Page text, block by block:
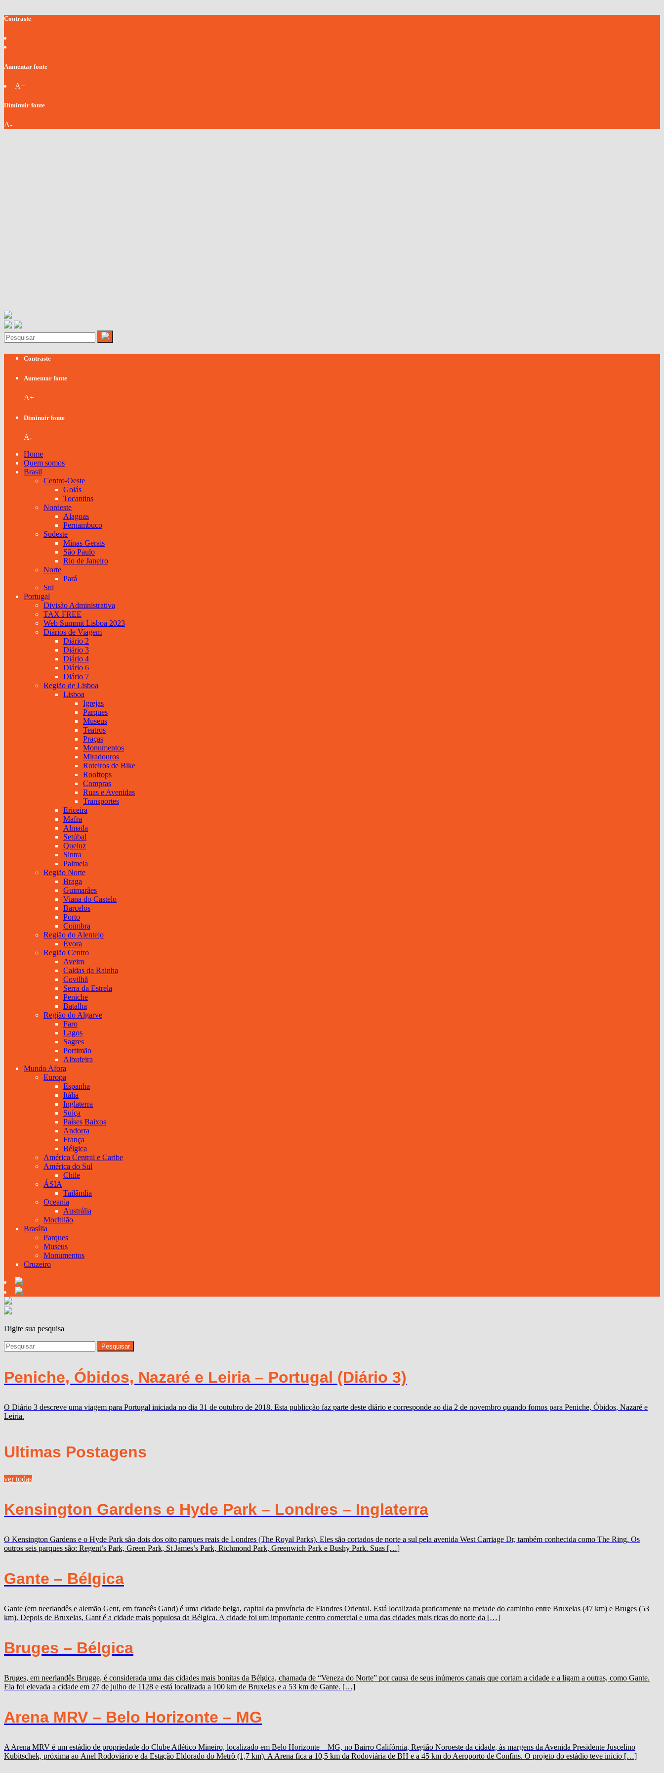
Contraste
Aumentar fonte
A+
Diminuir fonte
A-
Contraste
Aumentar fonte
A+
Diminuir fonte
A-
Home
Quem somos
Brasil
Centro-Oeste
Goiás
Tocantins
Nordeste
Alagoas
Pernambuco
Sudeste
Minas Gerais
São Paulo
Rio de Janeiro
Norte
Pará
Sul
Portugal
Divisão Administrativa
TAX FREE
Web Summit Lisboa 2023
Diários de Viagem
Diário 2
Diário 3
Diário 4
Diário 6
Diário 7
Região de Lisboa
Lisboa
Igrejas
Parques
Museus
Teatros
Praças
Monumentos
Miradouros
Roteiros de Bike
Rooftops
Compras
Ruas e Avenidas
Transportes
Ericeira
Mafra
Almada
Setúbal
Queluz
Sintra
Palmela
Região Norte
Braga
Guimarães
Viana do Castelo
Barcelos
Porto
Coimbra
Região do Alentejo
Évora
Região Centro
Aveiro
Caldas da Rainha
Covilhã
Serra da Estrela
Peniche
Batalha
Região do Algarve
Faro
Lagos
Sagres
Portimão
Albufeira
Mundo Afora
Europa
Espanha
Itália
Inglaterra
Suíça
Países Baixos
Andorra
França
Bélgica
América Central e Caribe
América do Sul
Chile
ÁSIA
Tailândia
Oceania
Austrália
Mochilão
Brasília
Parques
Museus
Monumentos
Cruzeiro
Digite sua pesquisa
Peniche, Óbidos, Nazaré e Leiria – Portugal (Diário 3)
O Diário 3 descreve uma viagem para Portugal iniciada no dia 31 de outubro de 2018. Esta publicção faz parte deste diário e corresponde ao dia 2 de novembro quando fomos para Peniche, Óbidos, Nazaré e
Leiria.
Ultimas Postagens
ver todas
Kensington Gardens e Hyde Park – Londres – Inglaterra
O Kensington Gardens e o Hyde Park são dois dos oito parques reais de Londres (The Royal Parks). Eles são cortados de norte a sul pela avenida West Carriage Dr, também conhecida como The Ring. Os
outros seis parques são: Regent’s Park, Green Park, St James’s Park, Richmond Park, Greenwich Park e Bushy Park. Suas […]
Gante – Bélgica
Gante (em neerlandês e alemão Gent, em francês Gand) é uma cidade belga, capital da província de Flandres Oriental. Está localizada praticamente na metade do caminho entre Bruxelas (47 km) e Bruges (53
km). Depois de Bruxelas, Gant é a cidade mais populosa da Bélgica. A cidade foi um importante centro comercial e uma das cidades mais ricas do norte da […]
Bruges – Bélgica
Bruges, em neerlandês Brugge, é considerada uma das cidades mais bonitas da Bélgica, chamada de “Veneza do Norte” por causa de seus inúmeros canais que cortam a cidade e a ligam a outras, como Gante.
Ela foi elevada a cidade em 27 de julho de 1128 e está localizada a 100 km de Bruxelas e a 53 km de Gante. […]
Arena MRV – Belo Horizonte – MG
A Arena MRV é um estádio de propriedade do Clube Atlético Mineiro, localizado em Belo Horizonte – MG, no Bairro Califórnia, Região Noroeste da cidade, às margens da Avenida Presidente Juscelino
Kubitschek, próxima ao Anel Rodoviário e da Estação Eldorado do Metrô (1,7 km). A Arena fica a 10,5 km da Rodoviária de BH e a 45 km do Aeroporto de Confins. O projeto do estádio teve início […]